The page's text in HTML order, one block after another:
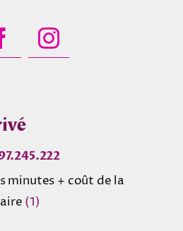
minutes + coût de la
(1)